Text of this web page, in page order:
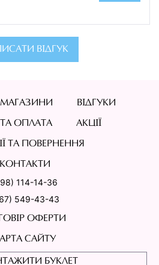
ВІДГУК
МАГАЗИНИ ВІДГУКИ
ОПЛАТА АКЦІЇ
ТА ПОВЕРНЕННЯ
КОНТАКТИ
114-14-36
549-43-43
ОФЕРТИ
САЙТУ
БУКЛЕТ